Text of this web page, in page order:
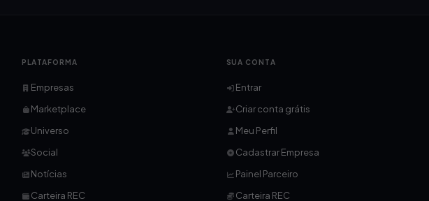
PLATAFORMA
Empresas
Marketplace
Universo
Social
Notícias
Carteira REC
SUA CONTA
Entrar
Criar conta grátis
Meu Perfil
Cadastrar Empresa
Painel Parceiro
Carteira REC